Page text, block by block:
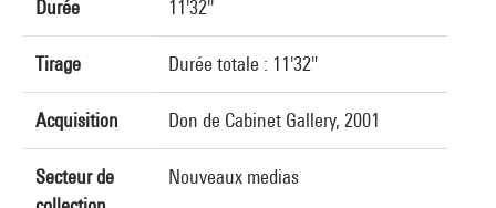
Durée 11'32''
Tirage Durée totale : 11'32"
Acquisition Don de Cabinet Gallery, 2001
Secteur de
Nouveaux medias